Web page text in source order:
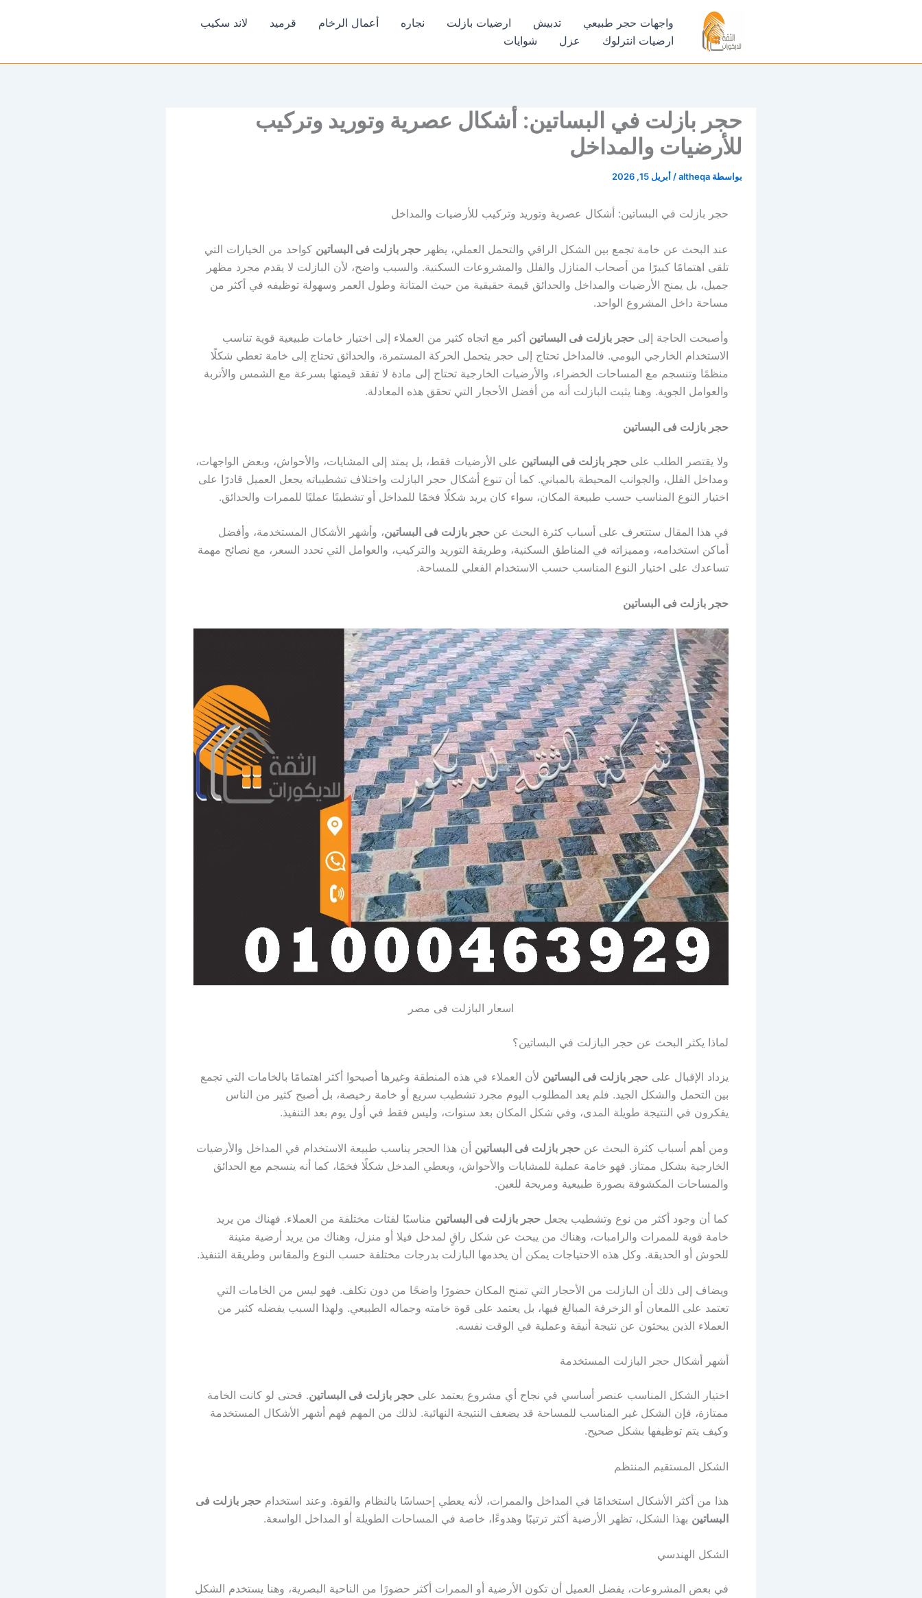
واجهات حجر طبيعي تدبيش ارضيات بازلت نجاره أعمال الرخام قرميد
لاند سكيب
ارضيات انترلوك
عزل شوايات
حجر بازلت في البساتين: أشكال عصرية وتوريد وتركيب
للأرضيات والمداخل
بواسطة altheqa
/ أبريل 15, 2026
حجر بازلت في البساتين: أشكال عصرية وتوريد وتركيب للأرضيات والمداخل
عند البحث عن خامة تجمع بين الشكل الراقي والتحمل العملي، يظهر حجر بازلت فى البساتين كواحد من الخيارات التي
تلقى اهتمامًا كبيرًا من أصحاب المنازل والفلل والمشروعات السكنية. والسبب واضح، لأن البازلت لا يقدم مجرد مظهر
جميل، بل يمنح الأرضيات والمداخل والحدائق قيمة حقيقية من حيث المتانة وطول العمر وسهولة توظيفه في أكثر من
مساحة داخل المشروع الواحد.
وأصبحت الحاجة إلى حجر بازلت فى البساتين أكبر مع اتجاه كثير من العملاء إلى اختيار خامات طبيعية قوية تناسب
الاستخدام الخارجي اليومي. فالمداخل تحتاج إلى حجر يتحمل الحركة المستمرة، والحدائق تحتاج إلى خامة تعطي شكلًا
منظمًا وتنسجم مع المساحات الخضراء، والأرضيات الخارجية تحتاج إلى مادة لا تفقد قيمتها بسرعة مع الشمس والأتربة
والعوامل الجوية. وهنا يثبت البازلت أنه من أفضل الأحجار التي تحقق هذه المعادلة.
حجر بازلت فى البساتين
ولا يقتصر الطلب على حجر بازلت فى البساتين على الأرضيات فقط، بل يمتد إلى المشايات، والأحواش، وبعض الواجهات،
ومداخل الفلل، والجوانب المحيطة بالمباني. كما أن تنوع أشكال حجر البازلت واختلاف تشطيباته يجعل العميل قادرًا على
اختيار النوع المناسب حسب طبيعة المكان، سواء كان يريد شكلًا فخمًا للمداخل أو تشطيبًا عمليًا للممرات والحدائق.
في هذا المقال ستتعرف على أسباب كثرة البحث عن حجر بازلت فى البساتين، وأشهر الأشكال المستخدمة، وأفضل
أماكن استخدامه، ومميزاته في المناطق السكنية، وطريقة التوريد والتركيب، والعوامل التي تحدد السعر، مع نصائح مهمة
تساعدك على اختيار النوع المناسب حسب الاستخدام الفعلي للمساحة.
حجر بازلت فى البساتين
اسعار البازلت فى مصر
لماذا يكثر البحث عن حجر البازلت في البساتين؟
يزداد الإقبال على حجر بازلت فى البساتين لأن العملاء في هذه المنطقة وغيرها أصبحوا أكثر اهتمامًا بالخامات التي تجمع
بين التحمل والشكل الجيد. فلم يعد المطلوب اليوم مجرد تشطيب سريع أو خامة رخيصة، بل أصبح كثير من الناس
يفكرون في النتيجة طويلة المدى، وفي شكل المكان بعد سنوات، وليس فقط في أول يوم بعد التنفيذ.
ومن أهم أسباب كثرة البحث عن حجر بازلت فى البساتين أن هذا الحجر يناسب طبيعة الاستخدام في المداخل والأرضيات
الخارجية بشكل ممتاز. فهو خامة عملية للمشايات والأحواش، ويعطي المدخل شكلًا فخمًا، كما أنه ينسجم مع الحدائق
والمساحات المكشوفة بصورة طبيعية ومريحة للعين.
كما أن وجود أكثر من نوع وتشطيب يجعل حجر بازلت فى البساتين مناسبًا لفئات مختلفة من العملاء. فهناك من يريد
خامة قوية للممرات والرامبات، وهناك من يبحث عن شكل راقٍ لمدخل فيلا أو منزل، وهناك من يريد أرضية متينة
للحوش أو الحديقة. وكل هذه الاحتياجات يمكن أن يخدمها البازلت بدرجات مختلفة حسب النوع والمقاس وطريقة التنفيذ.
ويضاف إلى ذلك أن البازلت من الأحجار التي تمنح المكان حضورًا واضحًا من دون تكلف. فهو ليس من الخامات التي
تعتمد على اللمعان أو الزخرفة المبالغ فيها، بل يعتمد على قوة خامته وجماله الطبيعي. ولهذا السبب يفضله كثير من
العملاء الذين يبحثون عن نتيجة أنيقة وعملية في الوقت نفسه.
أشهر أشكال حجر البازلت المستخدمة
اختيار الشكل المناسب عنصر أساسي في نجاح أي مشروع يعتمد على حجر بازلت فى البساتين. فحتى لو كانت الخامة
ممتازة، فإن الشكل غير المناسب للمساحة قد يضعف النتيجة النهائية. لذلك من المهم فهم أشهر الأشكال المستخدمة
وكيف يتم توظيفها بشكل صحيح.
الشكل المستقيم المنتظم
هذا من أكثر الأشكال استخدامًا في المداخل والممرات، لأنه يعطي إحساسًا بالنظام والقوة. وعند استخدام حجر بازلت فى
البساتين بهذا الشكل، تظهر الأرضية أكثر ترتيبًا وهدوءًا، خاصة في المساحات الطويلة أو المداخل الواسعة.
الشكل الهندسي
في بعض المشروعات، يفضل العميل أن تكون الأرضية أو الممرات أكثر حضورًا من الناحية البصرية، وهنا يستخدم الشكل